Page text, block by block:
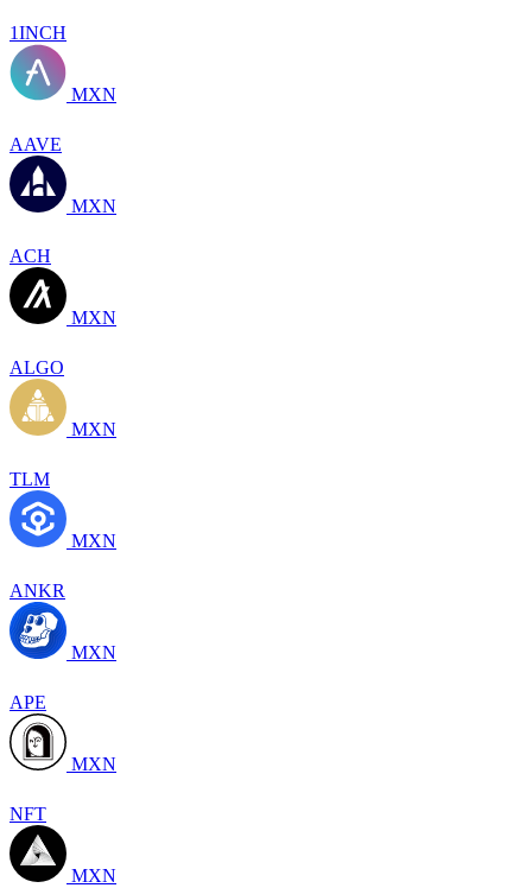
1INCH
MXN
AAVE
MXN
ACH
MXN
ALGO
MXN
TLM
MXN
ANKR
MXN
APE
MXN
NFT
MXN